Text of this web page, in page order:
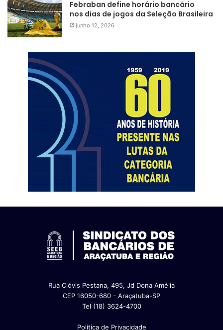
Febraban define horário bancário
nos dias de jogos da Seleção Brasileira
junho 12, 2026
Rua Clóvis Pestana, 495, Jd Dona Amélia
CEP 16050-680 - Araçatuba-SP
Tel (18) 3624-4700
Política de Privacidade